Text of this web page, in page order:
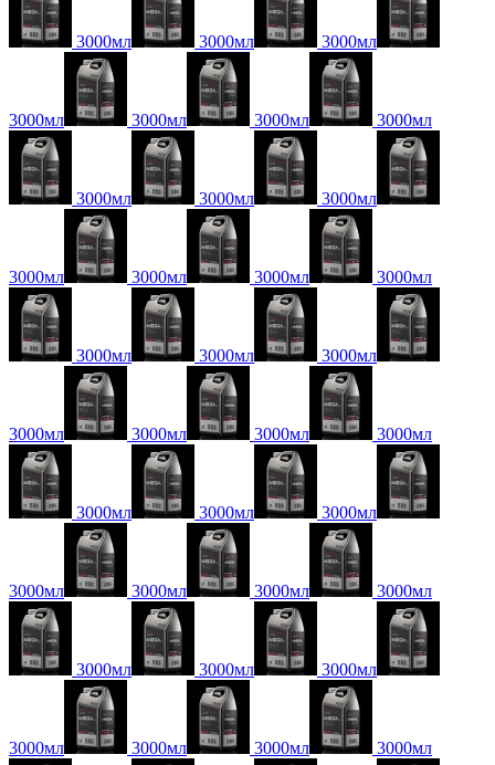
3000мл 3000мл 3000мл
3000мл 3000мл 3000мл 3000мл
3000мл 3000мл 3000мл
3000мл 3000мл 3000мл 3000мл
3000мл 3000мл 3000мл
3000мл 3000мл 3000мл 3000мл
3000мл 3000мл 3000мл
3000мл 3000мл 3000мл 3000мл
3000мл 3000мл 3000мл
3000мл 3000мл 3000мл 3000мл